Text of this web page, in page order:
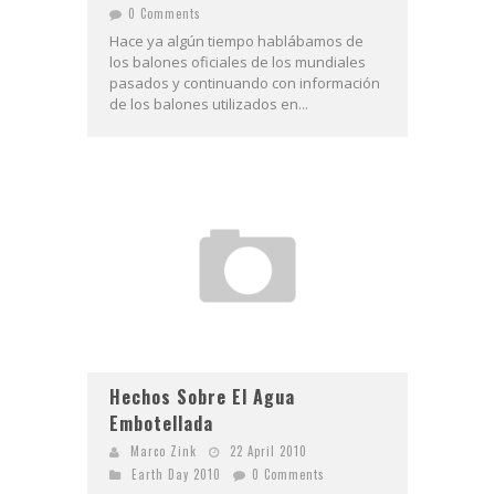
0 Comments
Hace ya algún tiempo hablábamos de
los balones oficiales de los mundiales
pasados y continuando con información
de los balones utilizados en...
Hechos Sobre El Agua
Embotellada
Marco Zink
22 April 2010
Earth Day 2010
0 Comments